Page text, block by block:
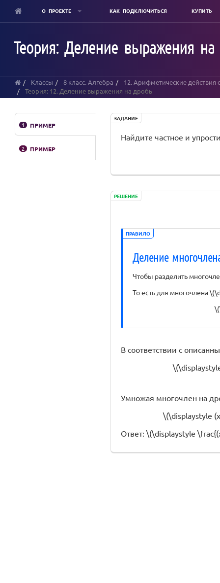
content
О ПРОЕКТЕ КАК ПОДКЛЮЧИТЬСЯ КУПИТЬ
Теория: Деление выражения на
Классы 8 класс. Алгебра
12. Арифметические
Теория: 12. Деление выражения на дробь
1 ПРИМЕР
2 ПРИМЕР
ЗАДАНИЕ
Найдите частное и
РЕШЕНИЕ
ПРАВИЛО
Деление
Чтобы разделить
То есть для многочлена
В соответствии с
Умножая многочлен на
\(\displaystyle
Ответ: \(\displaystyle